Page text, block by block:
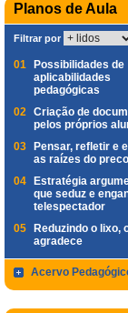
Planos de Aula
Filtrar por
01
Possibilidades de
aplicabilidades
pedagógicas
02 Criação de
pelos próprios
03
Pensar, refletir e
as raízes do
04
Estratégia
que seduz e
telespectador
05
Reduzindo o lixo,
agradece
Acervo